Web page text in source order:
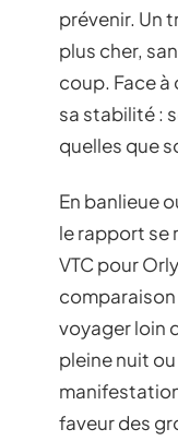
prévenir. Un
plus cher,
coup. Face
sa stabilité :
quelles que
En banlieue
le rapport se
VTC pour
voyager loin
pleine nuit
faveur des